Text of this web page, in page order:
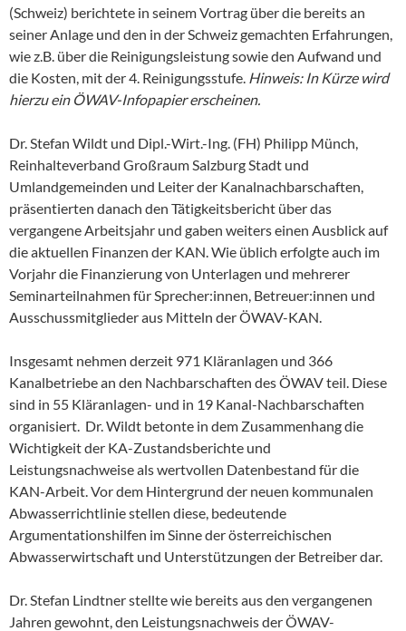
(Schweiz) berichtete in seinem Vortrag über die bereits an
seiner Anlage und den in der Schweiz gemachten Erfahrungen,
wie z.B. über die Reinigungsleistung sowie den Aufwand und
die Kosten, mit der 4. Reinigungsstufe. Hinweis: In Kürze wird
hierzu ein ÖWAV-Infopapier erscheinen.
Dr. Stefan Wildt und Dipl.-Wirt.-Ing. (FH) Philipp Münch,
Reinhalteverband Großraum Salzburg Stadt und
Umlandgemeinden und Leiter der Kanalnachbarschaften,
präsentierten danach den Tätigkeitsbericht über das
vergangene Arbeitsjahr und gaben weiters einen Ausblick auf
die aktuellen Finanzen der KAN. Wie üblich erfolgte auch im
Vorjahr die Finanzierung von Unterlagen und mehrerer
Seminarteilnahmen für Sprecher:innen, Betreuer:innen und
Ausschussmitglieder aus Mitteln der ÖWAV-KAN.
Insgesamt nehmen derzeit 971 Kläranlagen und 366
Kanalbetriebe an den Nachbarschaften des ÖWAV teil. Diese
sind in 55 Kläranlagen- und in 19 Kanal-Nachbarschaften
organisiert. Dr. Wildt betonte in dem Zusammenhang die
Wichtigkeit der KA-Zustandsberichte und
Leistungsnachweise als wertvollen Datenbestand für die
KAN-Arbeit. Vor dem Hintergrund der neuen kommunalen
Abwasserrichtlinie stellen diese, bedeutende
Argumentationshilfen im Sinne der österreichischen
Abwasserwirtschaft und Unterstützungen der Betreiber dar.
Dr. Stefan Lindtner stellte wie bereits aus den vergangenen
Jahren gewohnt, den Leistungsnachweis der ÖWAV-